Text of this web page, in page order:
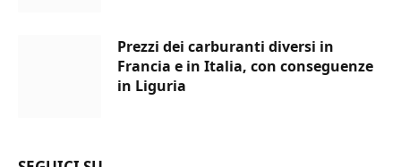
Prezzi dei carburanti diversi in
Francia e in Italia, con conseguenze
in Liguria